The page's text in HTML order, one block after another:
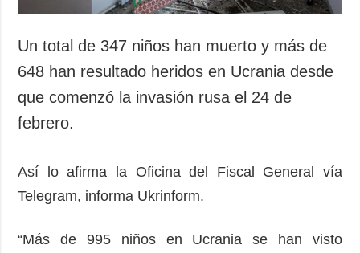
Desastres y
ADICIONAL
Podcasts
Publicaciones
Fotos
Video
SERVICIOS
Suscripción
Un total de 347 niños han muerto y más de
648 han resultado heridos en Ucrania desde
que comenzó la invasión rusa el 24 de
febrero.
Así lo afirma la Oficina del Fiscal General vía
Telegram, informa Ukrinform.
“Más de 995 niños en Ucrania se han visto